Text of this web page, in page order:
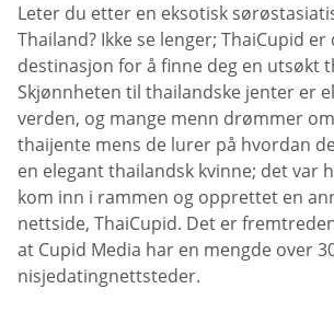
Leter du etter en eksotisk
Thailand? Ikke se lenger; ThaiCupid
destinasjon for å finne deg en utsøkt
Skjønnheten til thailandske jenter er
verden, og mange menn drømmer
thaijente mens de lurer på hvordan
en elegant thailandsk kvinne; det var
kom inn i rammen og opprettet en
nettside, ThaiCupid. Det er
at Cupid Media har en mengde over
nisjedatingnettsteder.